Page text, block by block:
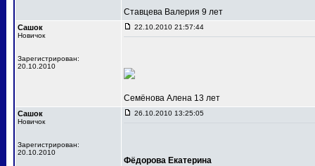
Ставцева Валерия 9 лет
Сашок
Новичок
Зарегистрирован:
20.10.2010
22.10.2010 21:57:44
Семёнова Алена 13 лет
Сашок
Новичок
Зарегистрирован:
20.10.2010
26.10.2010 13:25:05
Фёдорова Екатерина